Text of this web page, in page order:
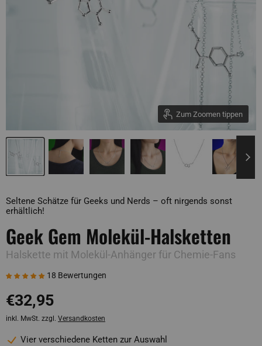
Zum Zoomen tippen
Seltene Schätze für Geeks und Nerds – oft nirgends sonst
erhältlich!
Geek Gem Molekül-Halsketten
Halskette mit Molekül-Anhänger für Chemie-Fans
18 Bewertungen
Aktueller Preis
€32,95
inkl. MwSt. zzgl. Versandkosten
Vier verschiedene Ketten zur Auswahl